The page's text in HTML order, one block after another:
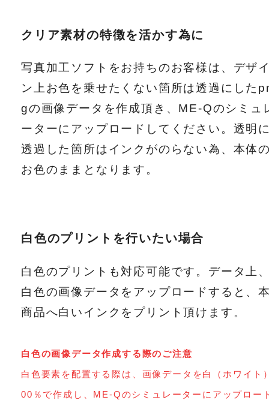
クリア素材の特徴を活かす為に
写真加工ソフトをお持ちのお客様は、デザ
ン上お色を乗せたくない箇所は透過にした
gの画像データを作成頂き、ME-Qのシミュ
ーターにアップロードしてください。透明
透過した箇所はインクがのらない為、本体
お色のままとなります。
白色のプリントを行いたい場合
白色のプリントも対応可能です。データ上
白色の画像データをアップロードすると、
商品へ白いインクをプリント頂けます。
白色の画像データ作成する際のご注意
白色要素を配置する際は、画像データを白（ホワイト
00％で作成し、ME-Qのシミュレーターにアップロー